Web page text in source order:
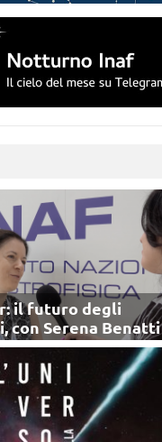
il futuro degli
con Serena Benatti